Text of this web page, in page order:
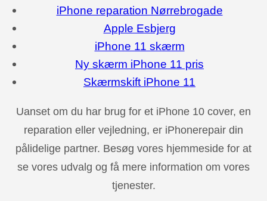
iPhone reparation Nørrebrogade
Apple Esbjerg
iPhone 11 skærm
Ny skærm iPhone 11 pris
Skærmskift iPhone 11
Uanset om du har brug for et iPhone 10 cover, en
reparation eller vejledning, er iPhonerepair din
pålidelige partner. Besøg vores hjemmeside for at
se vores udvalg og få mere information om vores
tjenester.